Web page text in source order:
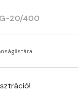
20/400